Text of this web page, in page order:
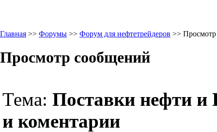
Главная >> Форумы >> Форум для нефтетрейдеров >>
Просмотр сообщений
Тема: Поставки нефти
и коментарии